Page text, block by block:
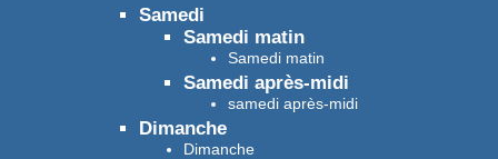
Samedi
Samedi matin
Samedi matin
Samedi après-midi
samedi après-midi
Dimanche
Dimanche